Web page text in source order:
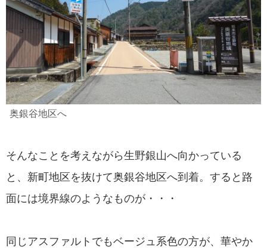
奥銀谷地区へ
そんなことを考えながら生野銀山へ向かっている
と、新町地区を抜けて奥銀谷地区へ到着。すると路
面には境界線のようなものが・・・
同じアスファルトでもベージュ系色の方が、華やか